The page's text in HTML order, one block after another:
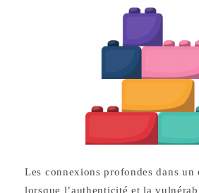
Les connexions profondes dans un
lorsque l’authenticité et la